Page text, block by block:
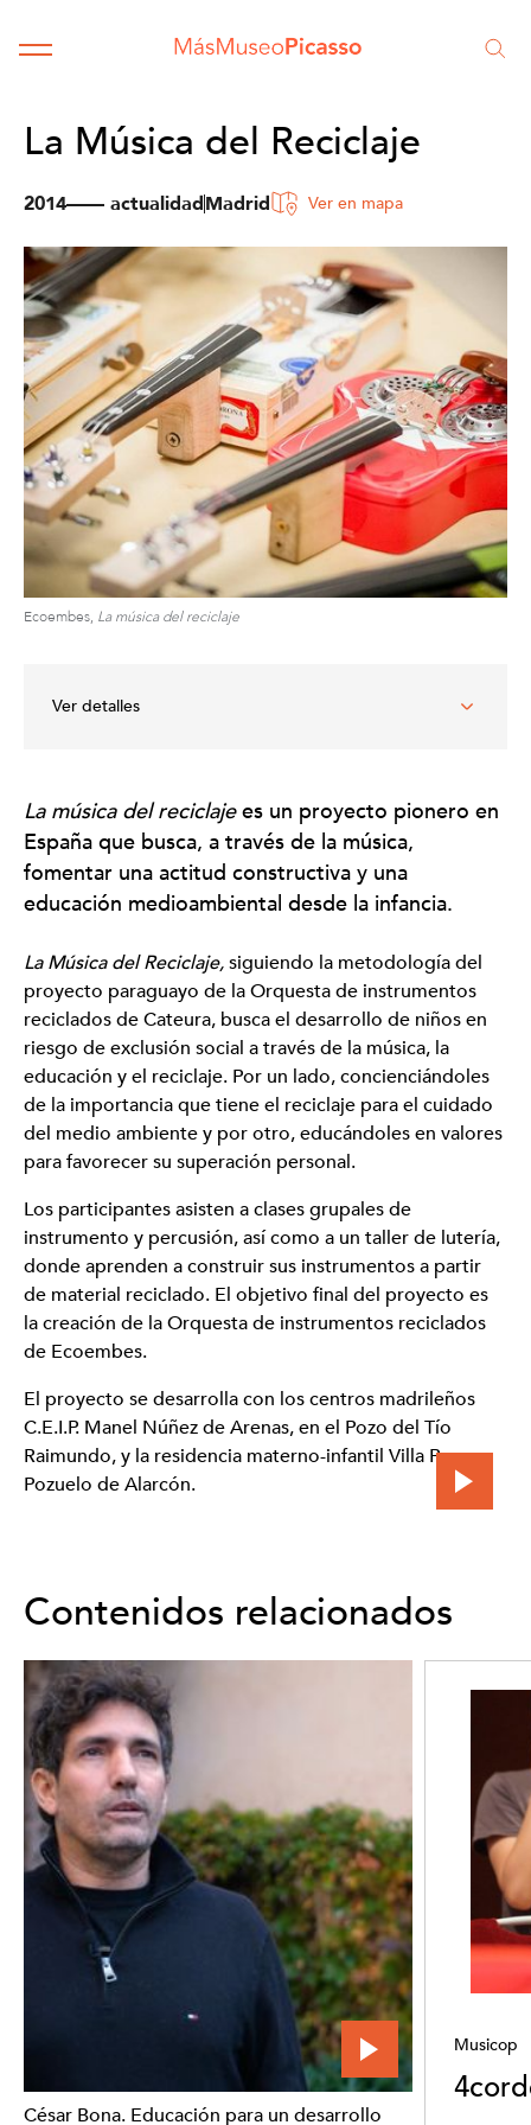
La Música del Reciclaje
2014—— actualidadMadrid Ver en mapa
Ecoembes, La música del reciclaje
Ver detalles
Ecoembes
Ámbitos de intervención
Expresiones artísticas relacionadas
Música Artes Plásticas
Enlaces
Ecoembes. La música del reciclaje
Contacto
Dpto. de Comunicación Corporativa Ecoembes
T. 91 567 24 03
l.martins@ecoembes.com
La música del reciclajees un proyecto pionero en
España que busca, a través de la música,
fomentar una actitud constructiva y una
educación medioambiental desde la infancia.
La Música del Reciclaje,siguiendo la metodología del
proyecto paraguayo de la Orquesta de instrumentos
reciclados de Cateura, busca el desarrollo de niños en
riesgo de exclusión social a través de la música, la
educación y el reciclaje. Por un lado, concienciándoles
de la importancia que tiene el reciclaje para el cuidado
del medio ambiente y por otro, educándoles en valores
para favorecer su superación personal.
Los participantes asisten a clases grupales de
instrumento y percusión, así como a un taller de lutería,
donde aprenden a construir sus instrumentos a partir
de material reciclado. El objetivo final del proyecto es
la creación de la Orquesta de instrumentos reciclados
de Ecoembes.
El proyecto se desarrolla con los centros madrileños
C.E.I.P. Manel Núñez de Arenas, en el Pozo del Tío
Raimundo, y la residencia materno-infantil Villa Paz, en
Pozuelo de Alarcón.
Contenidos relacionados
César Bona. Educación para un desarrollo
Musicop